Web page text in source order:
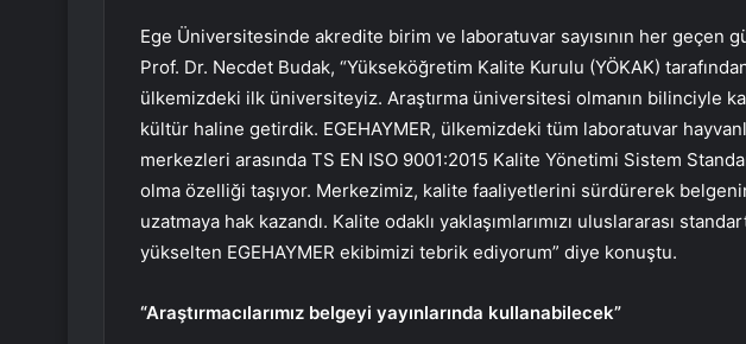
Ege Üniversitesinde akredite birim ve laboratuvar sayısının her geçen
Prof. Dr. Necdet Budak, “Yükseköğretim Kalite Kurulu (YÖKAK)
ülkemizdeki ilk üniversiteyiz. Araştırma üniversitesi olmanın bilinciyle
kültür haline getirdik. EGEHAYMER, ülkemizdeki tüm laboratuvar
merkezleri arasında TS EN ISO 9001:2015 Kalite Yönetimi Sistem
olma özelliği taşıyor. Merkezimiz, kalite faaliyetlerini sürdürerek
uzatmaya hak kazandı. Kalite odaklı yaklaşımlarımızı uluslararası
yükselten EGEHAYMER ekibimizi tebrik ediyorum” diye konuştu.
“Araştırmacılarımız belgeyi yayınlarında kullanabilecek”